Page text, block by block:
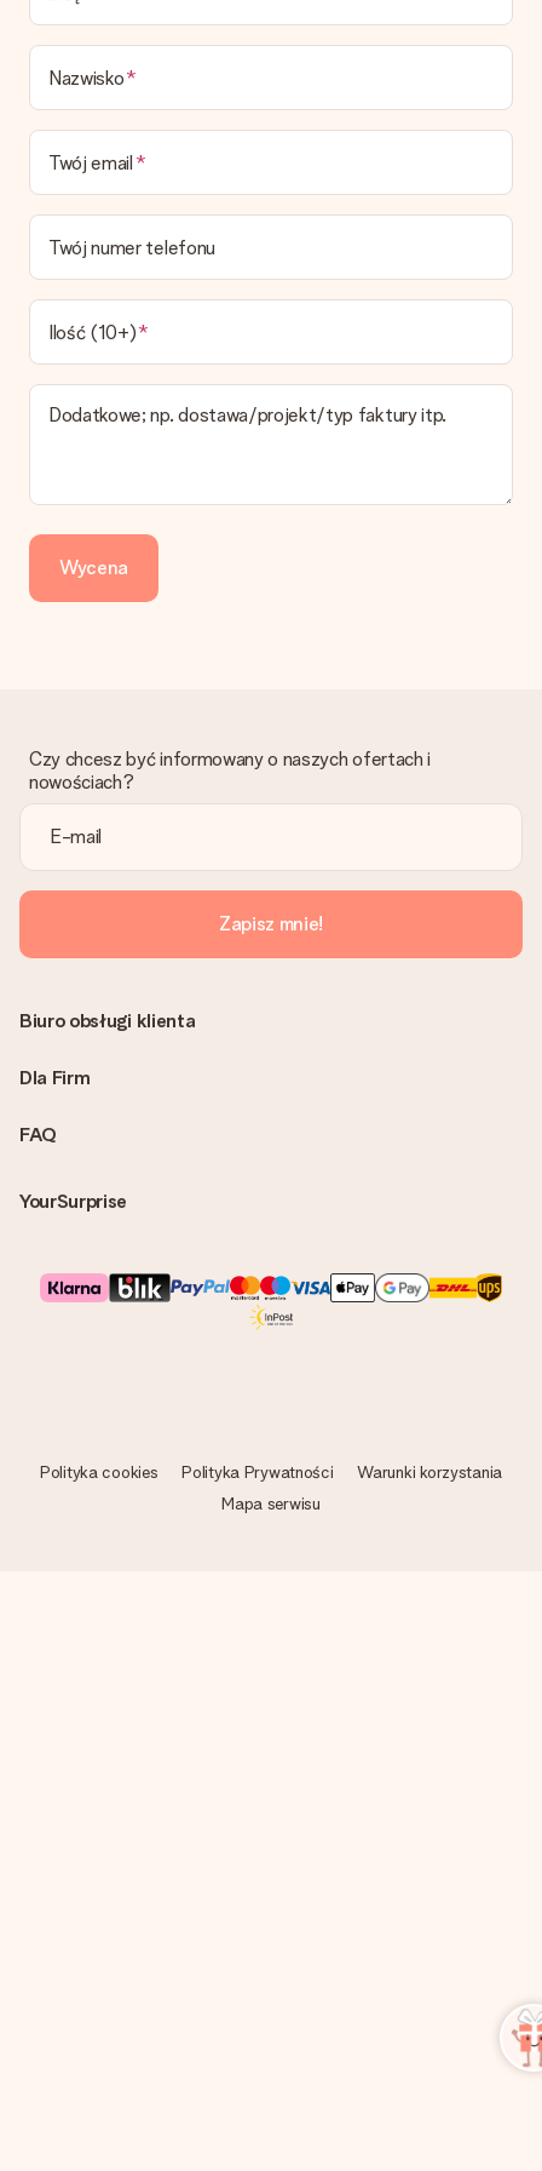
Czas dostawy, opcje dostawy oraz koszty
dostawy
stronie produktu pokazujemy najbardziej prawdopodobną
datę doręczenia w momencie składania zamówienia.
Jaki jest czas dostawy i kiedy otrzymam mój prezent?
Przewidywany czas dostawy można znaleźć na stronie
produktu.
Jakie opcje dostawy mogę wybrać?
W koszyku zamówień mamy kilka opcji dostawy. Termin
pokazany na stronie produktu odnosi się do najtańszej i
najwolniejszej formy wysyłki.
Zapłata
Dotpay, karta kredytowa, lub przelew bankowy. W przypadku
dni przedłużenia dostawy - kwota musi zostać zaksięgowana,
aby zamówienie trafiło do produkcji. Robiąc przelew, należy
wybrać Przelew Krajowy Europejski.
Czy faktura jest wysyłana razem z zamówieniem?
Żaden rachunek lub faktura nie jest wysyłany z zamówieniem.
Możesz ją również znaleźć na koncie MySurprise. Dzięki temu
możesz wysłać prezent bezpośrednio do odbiorcy, co będzie
prawdziwą niespodzianką!
Nazwisko
Twój email
Twój numer telefonu
Ilość (10+)
Dodatkowe; np. dostawa/projekt/typ faktury itp.
Wycena
Czy chcesz być informowany o naszych ofertach i
nowościach?
Zapisz mnie!
FAQ
YourSurprise
Biuro obsługi klienta
Dla Firm
Polityka cookies Polityka Prywatności
Warunki korzystania
Mapa serwisu